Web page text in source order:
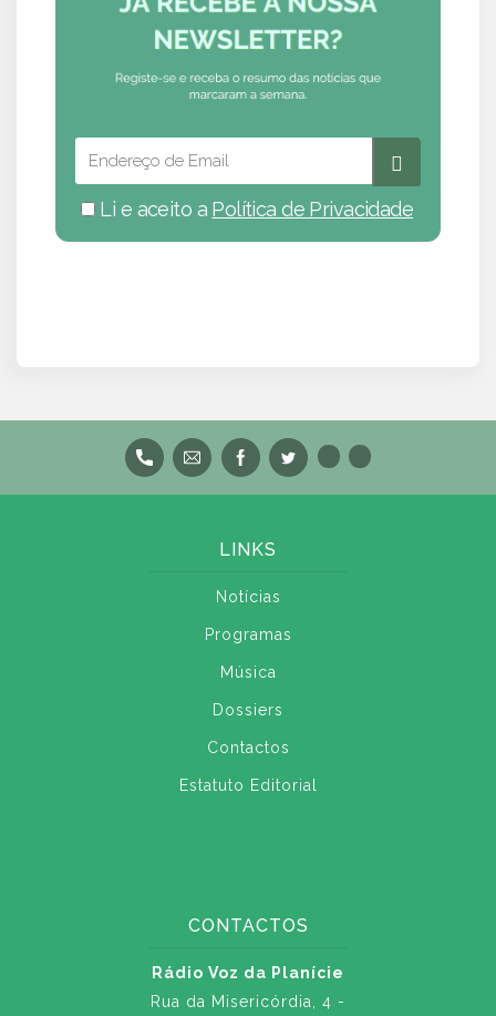
Li e aceito a Política de Privacidade
LINKS
Notícias
Programas
Música
Dossiers
Contactos
Estatuto Editorial
CONTACTOS
Rádio Voz da Planície
Rua da Misericórdia, 4 -